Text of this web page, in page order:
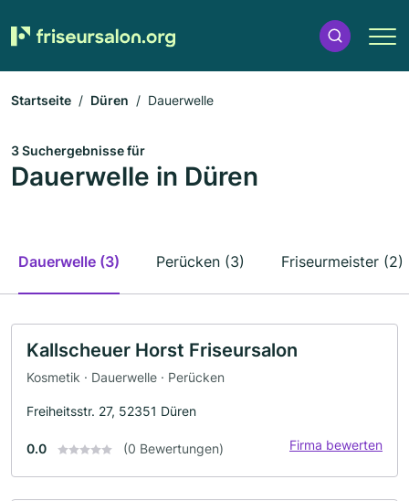
Startseite Düren Dauerwelle
3 Suchergebnisse für
Dauerwelle in Düren
Dauerwelle (3) Perücken (3) Friseurmeister (2)
Kallscheuer Horst Friseursalon
Kosmetik · Dauerwelle · Perücken
Freiheitsstr. 27, 52351 Düren
0.0 (0 Bewertungen) Firma bewerten